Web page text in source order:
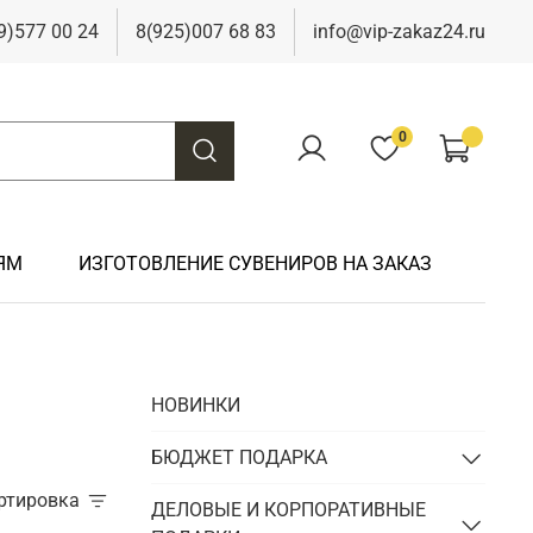
00 24 8(925)007 68 83 info@vip-zakaz24.ru
0
Подарки на юбилей
Подарки химику
Подарки чиновнику/госслужащему
электрику
Подарки к Пасхе
Подарки рыбаку
ИЗГОТОВЛЕНИЕ СУВЕНИРОВ НА ЗАКАЗ
НОВИНКИ
БЮДЖЕТ ПОДАРКА
ДЕЛОВЫЕ И КОРПОРАТИВНЫЕ